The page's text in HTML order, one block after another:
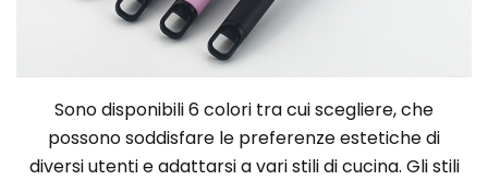
Sono disponibili 6 colori tra cui scegliere, che
possono soddisfare le preferenze estetiche di
diversi utenti e adattarsi a vari stili di cucina. Gli stili